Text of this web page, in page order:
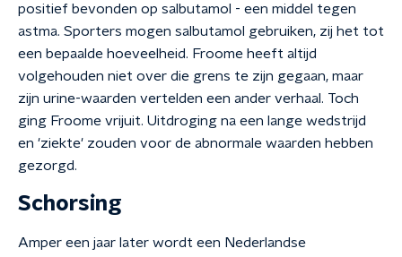
positief bevonden op salbutamol - een middel tegen
astma. Sporters mogen salbutamol gebruiken, zij het tot
een bepaalde hoeveelheid. Froome heeft altijd
volgehouden niet over die grens te zijn gegaan, maar
zijn urine-waarden vertelden een ander verhaal. Toch
ging Froome vrijuit. Uitdroging na een lange wedstrijd
en 'ziekte' zouden voor de abnormale waarden hebben
gezorgd.
Schorsing
Amper een jaar later wordt een Nederlandse